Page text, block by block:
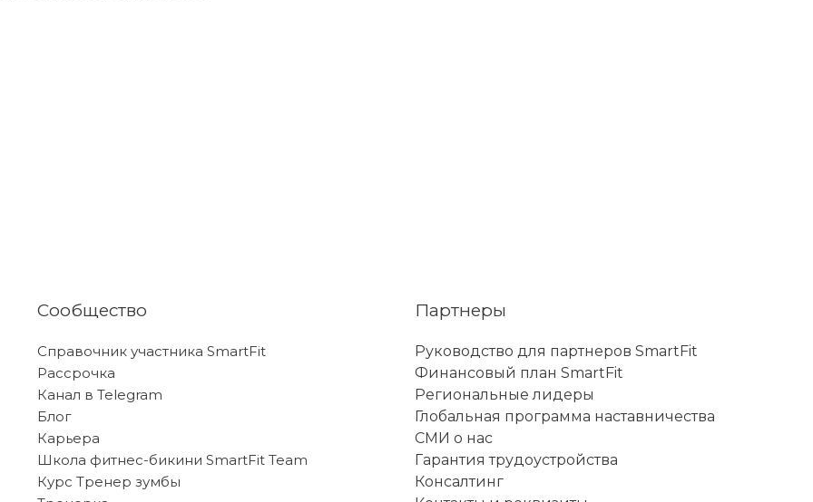
Сообщество
Справочник участника SmartFit
Рассрочка
Канал в Telegram
Блог
Карьера
Школа фитнес-бикини SmartFit Team
Курс Тренер зумбы
Партнеры
Руководство для партнеров SmartFit
Финансовый план SmartFit
Региональные лидеры
Глобальная программа наставничества
СМИ о нас
Гарантия трудоустройства
Консалтинг